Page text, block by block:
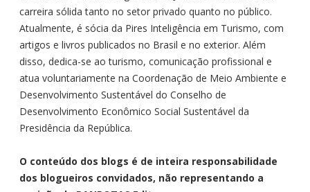
carreira sólida tanto no setor privado quanto no público.
Atualmente, é sócia da Pires Inteligência em Turismo, com
artigos e livros publicados no Brasil e no exterior. Além
disso, dedica-se ao turismo, comunicação profissional e
atua voluntariamente na Coordenação de Meio Ambiente e
Desenvolvimento Sustentável do Conselho de
Desenvolvimento Econômico Social Sustentável da
Presidência da República.
O conteúdo dos blogs é de inteira responsabilidade
dos blogueiros convidados, não representando a